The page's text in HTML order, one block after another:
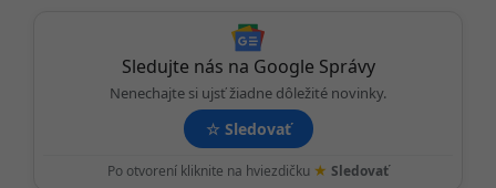
Sledujte nás na Google Správy
Nenechajte si ujsť žiadne dôležité novinky.
☆ Sledovať
Po otvorení kliknite na hviezdičku ★ Sledovať